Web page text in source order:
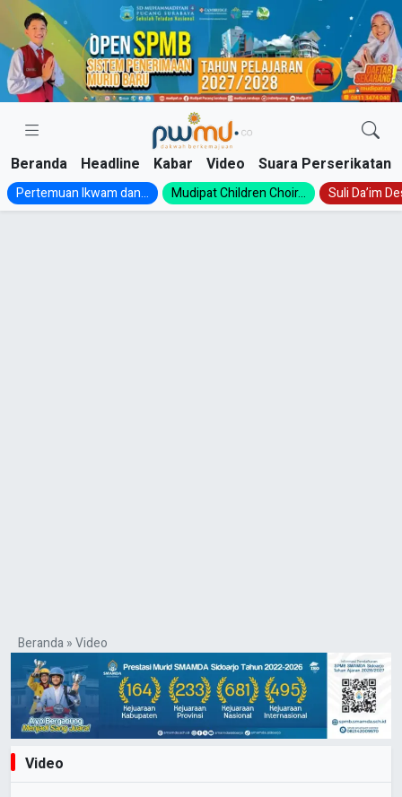
Skip
content
Beranda Headline Kabar Video Suara Perserikatan
Pertemuan Ikwam dan... Mudipat Children Choir... Suli Da’im
Beranda»Video
Video